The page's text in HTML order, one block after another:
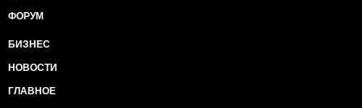
ФОРУМ
БИЗНЕС
НОВОСТИ
ГЛАВНОЕ